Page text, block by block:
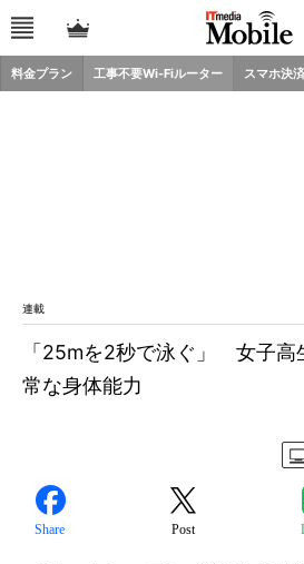
料金プラン 工事不要Wi-Fiルーター スマホ決済
連載
「25mを2秒で泳ぐ」 女子高
常な身体能力
Share Post